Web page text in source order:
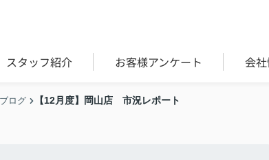
スタッフ紹介 お客様アンケート 会
ブログ 【12月度】岡山店 市況レポート